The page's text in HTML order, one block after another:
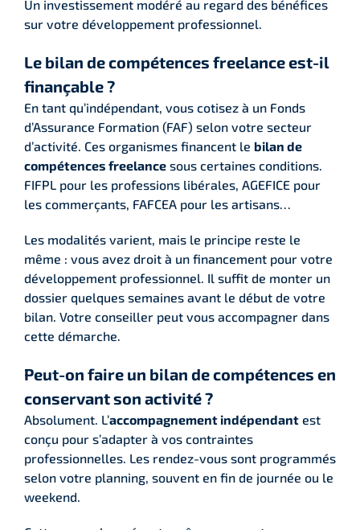
Un investissement modéré au regard des bénéfices
sur votre développement professionnel.
Le bilan de compétences freelance est-il
finançable ?
En tant qu’indépendant, vous cotisez à un Fonds
d’Assurance Formation (FAF) selon votre secteur
d’activité. Ces organismes financent le bilan de
compétences freelance sous certaines conditions.
FIFPL pour les professions libérales, AGEFICE pour
les commerçants, FAFCEA pour les artisans…
Les modalités varient, mais le principe reste le
même : vous avez droit à un financement pour votre
développement professionnel. Il suffit de monter un
dossier quelques semaines avant le début de votre
bilan. Votre conseiller peut vous accompagner dans
cette démarche.
Peut-on faire un bilan de compétences en
conservant son activité ?
Absolument. L’accompagnement indépendant est
conçu pour s’adapter à vos contraintes
professionnelles. Les rendez-vous sont programmés
selon votre planning, souvent en fin de journée ou le
weekend.